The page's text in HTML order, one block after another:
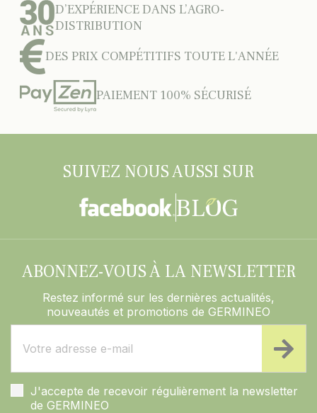
D’EXPÉRIENCE DANS L’AGRO-
DISTRIBUTION
DES PRIX COMPÉTITIFS TOUTE L'ANNÉE
PAIEMENT 100% SÉCURISÉ
SUIVEZ NOUS AUSSI SUR
ABONNEZ-VOUS À LA NEWSLETTER
Restez informé sur les dernières actualités,
nouveautés et promotions de GERMINEO
J'accepte de recevoir régulièrement la newsletter
de GERMINEO